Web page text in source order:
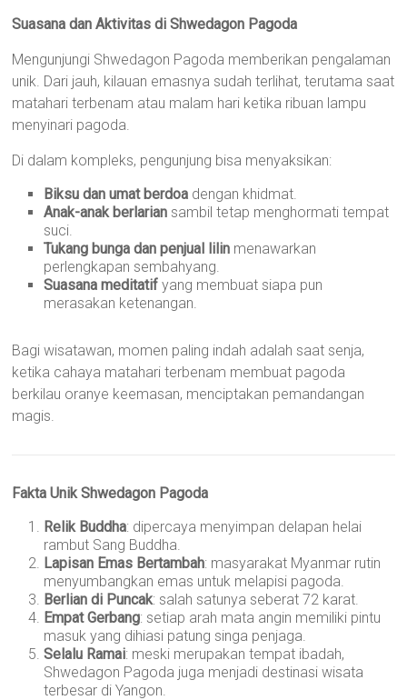
Suasana dan Aktivitas di Shwedagon Pagoda
Mengunjungi Shwedagon Pagoda memberikan pengalaman
unik. Dari jauh, kilauan emasnya sudah terlihat, terutama saat
matahari terbenam atau malam hari ketika ribuan lampu
menyinari pagoda.
Di dalam kompleks, pengunjung bisa menyaksikan:
Biksu dan umat berdoa dengan khidmat.
Anak-anak berlarian sambil tetap menghormati tempat
suci.
Tukang bunga dan penjual lilin menawarkan
perlengkapan sembahyang.
Suasana meditatif yang membuat siapa pun
merasakan ketenangan.
Bagi wisatawan, momen paling indah adalah saat senja,
ketika cahaya matahari terbenam membuat pagoda
berkilau oranye keemasan, menciptakan pemandangan
magis.
Fakta Unik Shwedagon Pagoda
Relik Buddha: dipercaya menyimpan delapan helai
rambut Sang Buddha.
Lapisan Emas Bertambah: masyarakat Myanmar rutin
menyumbangkan emas untuk melapisi pagoda.
Berlian di Puncak: salah satunya seberat 72 karat.
Empat Gerbang: setiap arah mata angin memiliki pintu
masuk yang dihiasi patung singa penjaga.
Selalu Ramai: meski merupakan tempat ibadah,
Shwedagon Pagoda juga menjadi destinasi wisata
terbesar di Yangon.